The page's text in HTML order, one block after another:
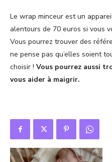
Le wrap minceur est un
alentours de 70 euros si vous
Vous pourrez trouver des
ne pense pas qu’elles soient
choisir ! Vous pourrez aussi
vous aider à maigrir.